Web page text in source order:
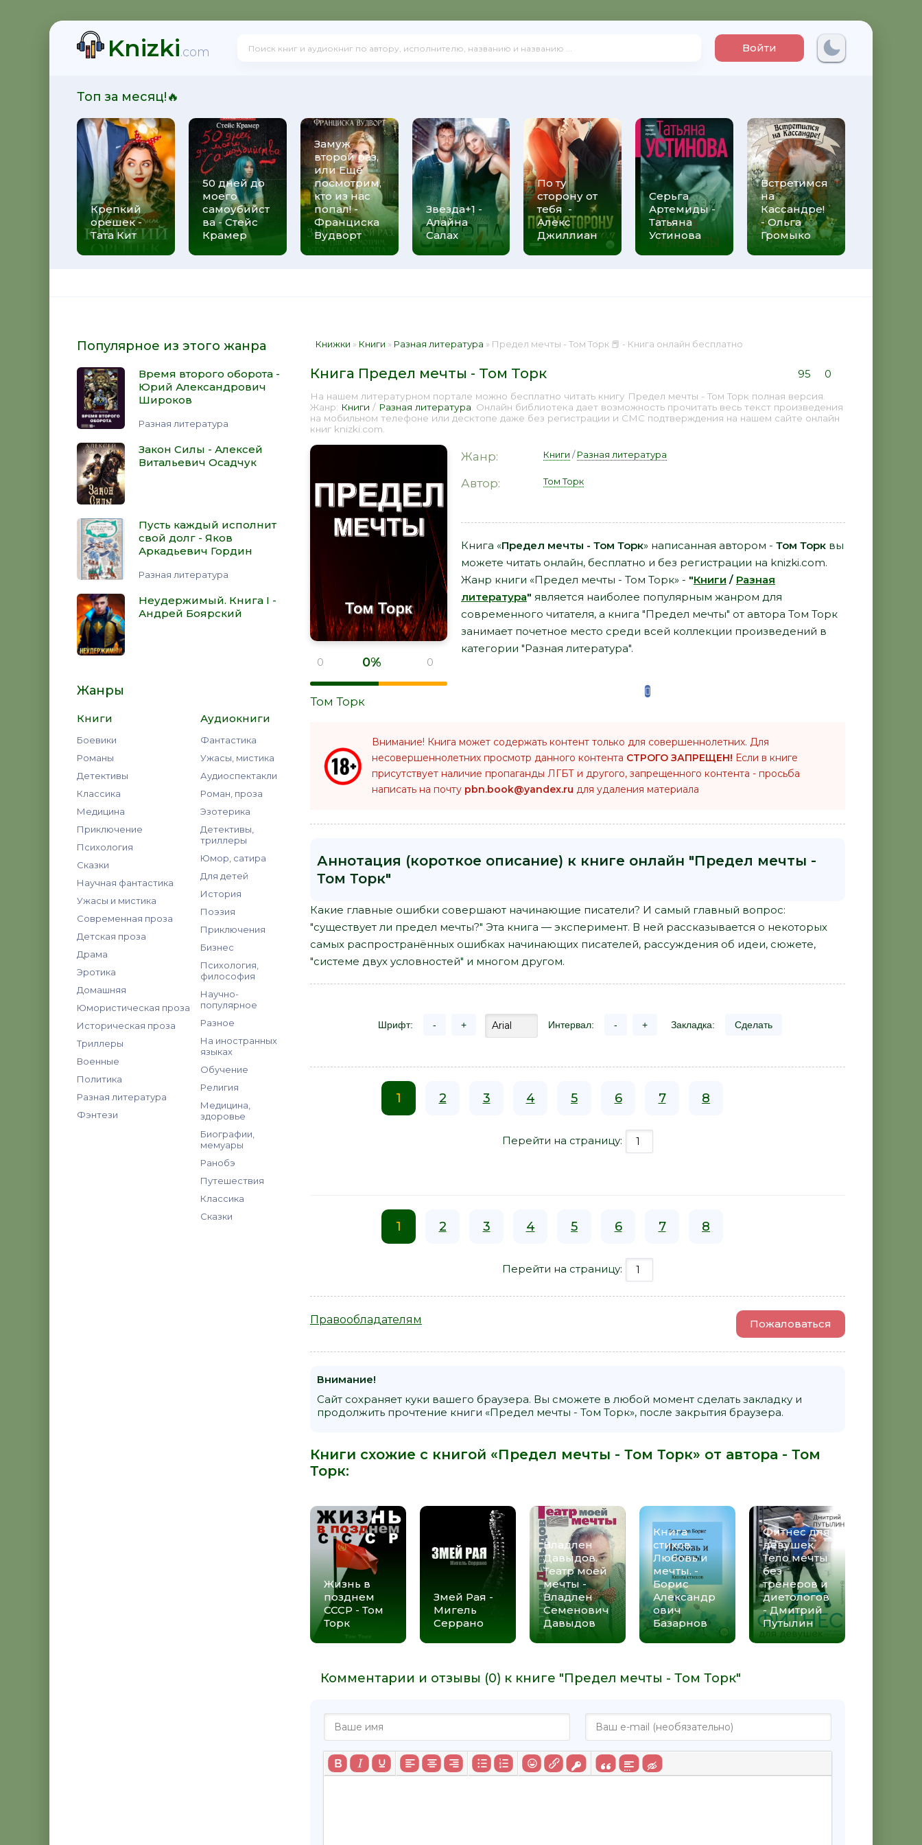
Knizki.com Войти
Топ за месяц!🔥
Крепкий
орешек -
Тата Кит
50 дней до
моего
самоубийст
ва - Стейс
Крамер
Замуж
второй раз,
или Ещё
посмотрим,
кто из нас
попал! -
Франциска
Вудворт
Звезда+1 -
Алайна
Салах
По ту
сторону от
тебя -
Алекс
Джиллиан
Серьга
Артемиды -
Татьяна
Устинова
Встретимся
на
Кассандре!
- Ольга
Громыко
Популярное из этого жанра
Время второго оборота -
Юрий Александрович
Широков
Разная литература
Закон Силы - Алексей
Витальевич Осадчук
Пусть каждый исполнит
свой долг - Яков
Аркадьевич Гордин
Разная литература
Неудержимый. Книга I -
Андрей Боярский
Жанры
Книги
Боевики
Романы
Детективы
Классика
Медицина
Приключение
Психология
Сказки
Научная фантастика
Ужасы и мистика
Современная проза
Детская проза
Драма
Эротика
Домашняя
Юмористическая проза
Историческая проза
Триллеры
Военные
Политика
Разная литература
Фэнтези
Аудиокниги
Фантастика
Ужасы, мистика
Аудиоспектакли
Роман, проза
Эзотерика
Детективы,
триллеры
Юмор, сатира
Для детей
История
Поэзия
Приключения
Бизнес
Психология,
философия
Научно-
популярное
Разное
На иностранных
языках
Обучение
Религия
Медицина,
здоровье
Биографии,
мемуары
Ранобэ
Путешествия
Классика
Сказки
Книжки » Книги » Разная литература » Предел мечты - Том Торк 📕 - Книга онлайн бесплатно
Книга Предел мечты - Том Торк 95 0
На нашем литературном портале можно бесплатно читать книгу Предел мечты - Том Торк полная версия.
Жанр: Книги / Разная литература . Онлайн библиотека дает возможность прочитать весь текст произведения
на мобильном телефоне или десктопе даже без регистрации и СМС подтверждения на нашем сайте онлайн
книг knizki.com.
0 0% 0
Том Торк
Жанр: Книги /Разная литература
Автор: Том Торк
Книга «Предел мечты - Том Торк» написанная автором - Том Торк вы
можете читать онлайн, бесплатно и без регистрации на knizki.com.
Жанр книги «Предел мечты - Том Торк» - "Книги / Разная
литература" является наиболее популярным жанром для
современного читателя, а книга "Предел мечты" от автора Том Торк
занимает почетное место среди всей коллекции произведений в
категории "Разная литература".
Внимание! Книга может содержать контент только для совершеннолетних. Для
несовершеннолетних просмотр данного контента СТРОГО ЗАПРЕЩЕН! Если в книге
присутствует наличие пропаганды ЛГБТ и другого, запрещенного контента - просьба
написать на почту pbn.book@yandex.ru для удаления материала
Аннотация (короткое описание) к книге онлайн "Предел мечты -
Том Торк"
Какие главные ошибки совершают начинающие писатели? И самый главный вопрос:
"существует ли предел мечты?" Эта книга — эксперимент. В ней рассказывается о некоторых
самых распространённых ошибках начинающих писателей, рассуждения об идеи, сюжете,
"системе двух условностей" и многом другом.
Шрифт: - + Интервал: - + Закладка: Сделать
1 2 3 4 5 6 7 8
Перейти на страницу:
1 2 3 4 5 6 7 8
Перейти на страницу:
Правообладателям Пожаловаться
Внимание!
Сайт сохраняет куки вашего браузера. Вы сможете в любой момент сделать закладку и
продолжить прочтение книги «Предел мечты - Том Торк», после закрытия браузера.
Книги схожие с книгой «Предел мечты - Том Торк» от автора - Том
Торк:
Жизнь в
позднем
СССР - Том
Торк
Змей Рая -
Мигель
Серрано
Владлен
Давыдов.
Театр моей
мечты -
Владлен
Семенович
Давыдов
Книга
стихов.
Любовь и
мечты. -
Борис
Александр
ович
Базарнов
Фитнес для
девушек.
Тело мечты
без
тренеров и
диетологов
- Дмитрий
Путылин
Комментарии и отзывы (0) к книге "Предел мечты - Том Торк"
Юрий Александрович Широков
Осадчук
долг - Яков Аркадьевич Гордин